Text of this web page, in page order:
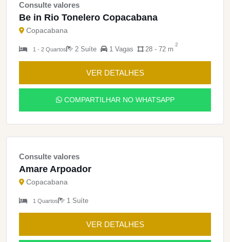
Consulte valores
Be in Rio Tonelero Copacabana
Copacabana
1 - 2 Quartos 2 Suíte 1 Vagas 28 - 72 m
2
VER DETALHES
COMPARTILHAR NO WHATSAPP
Consulte valores
Amare Arpoador
Copacabana
1 Quartos 1 Suíte
VER DETALHES